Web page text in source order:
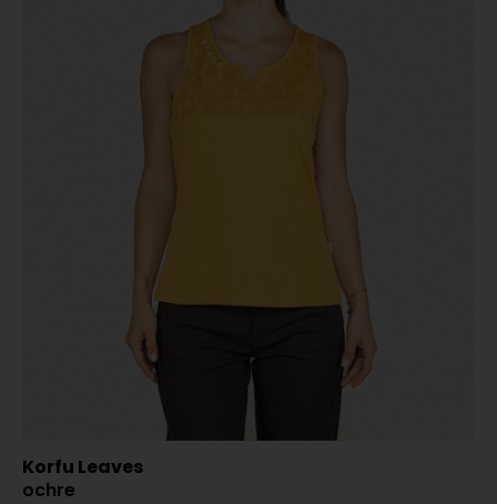
Korfu Leaves
ochre